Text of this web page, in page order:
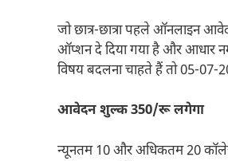
जो छात्र-छात्रा पहले ऑनलाइन
ऑप्शन दे दिया गया है और आधार
विषय बदलना चाहते हैं तो 05-
आवेदन शुल्क 350/रू लगेगा
न्यूनतम 10 और अधिकतम 20